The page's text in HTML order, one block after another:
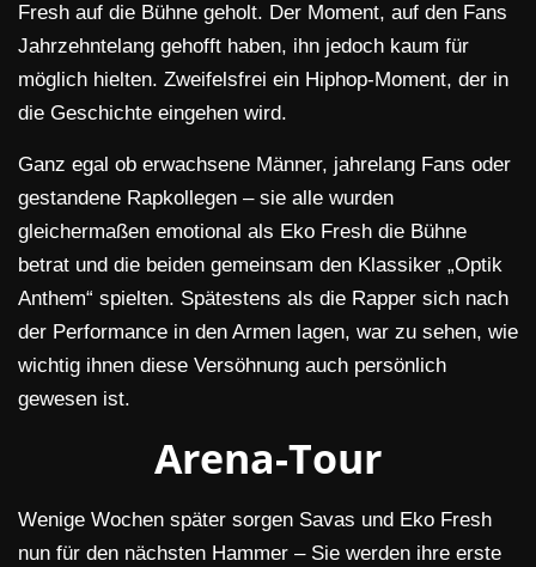
Fresh auf die Bühne geholt. Der Moment, auf den Fans
Jahrzehntelang gehofft haben, ihn jedoch kaum für
möglich hielten. Zweifelsfrei ein Hiphop-Moment, der in
die Geschichte eingehen wird.
Ganz egal ob erwachsene Männer, jahrelang Fans oder
gestandene Rapkollegen – sie alle wurden
gleichermaßen emotional als Eko Fresh die Bühne
betrat und die beiden gemeinsam den Klassiker „Optik
Anthem“ spielten. Spätestens als die Rapper sich nach
der Performance in den Armen lagen, war zu sehen, wie
wichtig ihnen diese Versöhnung auch persönlich
gewesen ist.
Arena-Tour
Wenige Wochen später sorgen Savas und Eko Fresh
nun für den nächsten Hammer – Sie werden ihre erste